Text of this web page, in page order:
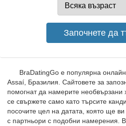
BraDatingGo е популярна онлайн
Assaí, Бразилия. Сайтовете за
помогнат да намерите необвързани
се свържете само като търсите
посочите цел на датата, която ще
с партньори с подобни намерения.